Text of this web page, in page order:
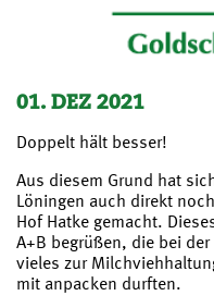
01. DEZ 2021
Doppelt hält besser!
Aus diesem Grund hat
Löningen auch direkt
Hof Hatke gemacht.
A+B begrüßen, die bei
vieles zur
mit anpacken durften.